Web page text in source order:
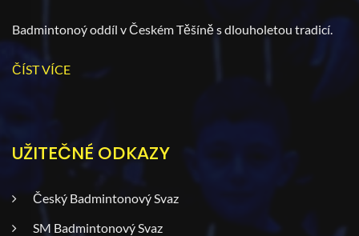
Badmintonoý oddíl v Českém Těšíně s dlouholetou tradicí.
ČÍST VÍCE
UŽITEČNÉ ODKAZY
Český Badmintonový Svaz
SM Badmintonový Svaz